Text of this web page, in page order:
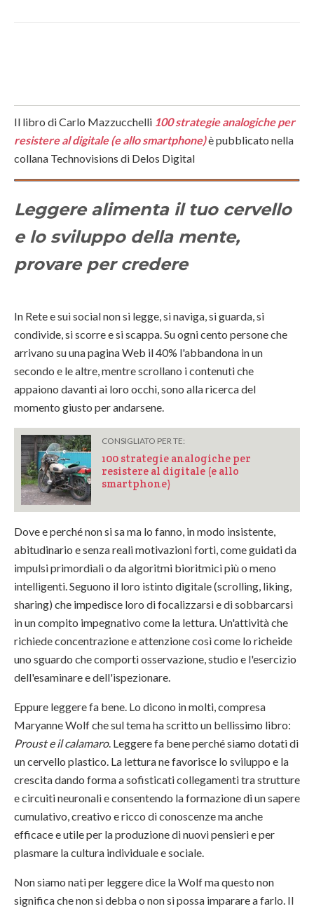
Il libro di Carlo Mazzucchelli 100 strategie analogiche per
resistere al digitale (e allo smartphone)è pubblicato nella
collana Technovisions di Delos Digital
Leggere alimenta il tuo cervello
e lo sviluppo della mente,
provare per credere
In Rete e sui social non si legge, si naviga, si guarda, si
condivide, si scorre e si scappa. Su ogni cento persone che
arrivano su una pagina Web il 40% l'abbandona in un
secondo e le altre, mentre scrollano i contenuti che
appaiono davanti ai loro occhi, sono alla ricerca del
momento giusto per andarsene.
CONSIGLIATO PER TE:
100 strategie analogiche per
resistere al digitale (e allo
smartphone)
Dove e perché non si sa ma lo fanno, in modo insistente,
abitudinario e senza reali motivazioni forti, come guidati da
impulsi primordiali o da algoritmi bioritmici più o meno
intelligenti. Seguono il loro istinto digitale (scrolling, liking,
sharing) che impedisce loro di focalizzarsi e di sobbarcarsi
in un compito impegnativo come la lettura. Un'attività che
richiede concentrazione e attenzione così come lo richeide
uno sguardo che comporti osservazione, studio e l'esercizio
dell'esaminare e dell'ispezionare.
Eppure leggere fa bene. Lo dicono in molti, compresa
Maryanne Wolf che sul tema ha scritto un bellissimo libro:
Proust e il calamaro. Leggere fa bene perché siamo dotati di
un cervello plastico. La lettura ne favorisce lo sviluppo e la
crescita dando forma a sofisticati collegamenti tra strutture
e circuiti neuronali e consentendo la formazione di un sapere
cumulativo, creativo e ricco di conoscenze ma anche
efficace e utile per la produzione di nuovi pensieri e per
plasmare la cultura individuale e sociale.
Non siamo nati per leggere dice la Wolf ma questo non
significa che non si debba o non si possa imparare a farlo. Il